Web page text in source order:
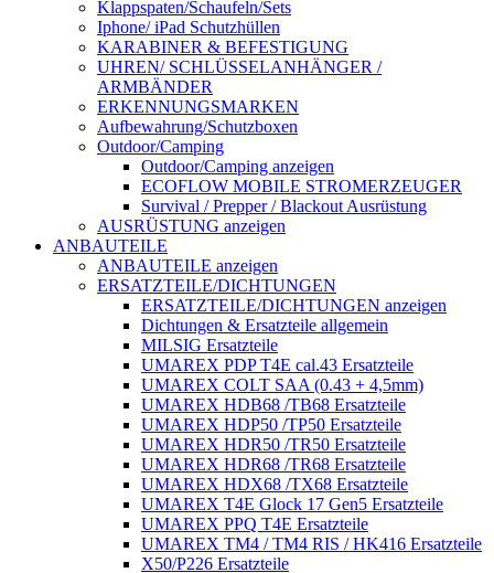
Klappspaten/Schaufeln/Sets
Iphone/ iPad Schutzhüllen
KARABINER & BEFESTIGUNG
UHREN/ SCHLÜSSELANHÄNGER /
ARMBÄNDER
ERKENNUNGSMARKEN
Aufbewahrung/Schutzboxen
Outdoor/Camping
Outdoor/Camping anzeigen
ECOFLOW MOBILE STROMERZEUGER
Survival / Prepper / Blackout Ausrüstung
AUSRÜSTUNG anzeigen
ANBAUTEILE
ANBAUTEILE anzeigen
ERSATZTEILE/DICHTUNGEN
ERSATZTEILE/DICHTUNGEN anzeigen
Dichtungen & Ersatzteile allgemein
MILSIG Ersatzteile
UMAREX PDP T4E cal.43 Ersatzteile
UMAREX COLT SAA (0.43 + 4,5mm)
UMAREX HDB68 /TB68 Ersatzteile
UMAREX HDP50 /TP50 Ersatzteile
UMAREX HDR50 /TR50 Ersatzteile
UMAREX HDR68 /TR68 Ersatzteile
UMAREX HDX68 /TX68 Ersatzteile
UMAREX T4E Glock 17 Gen5 Ersatzteile
UMAREX PPQ T4E Ersatzteile
UMAREX TM4 / TM4 RIS / HK416 Ersatzteile
X50/P226 Ersatzteile